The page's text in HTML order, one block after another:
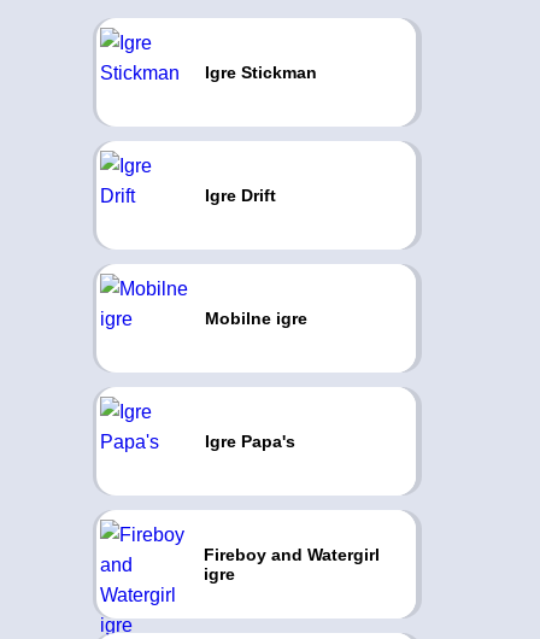
Igre Stickman
Igre Drift
Mobilne igre
Igre Papa's
Fireboy and Watergirl
igre